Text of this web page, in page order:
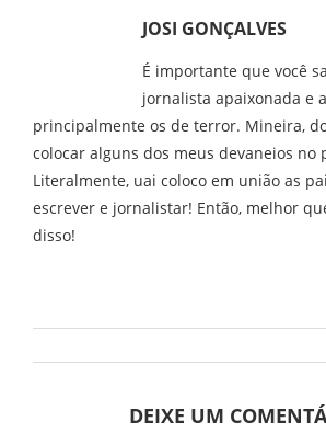
JOSI GONÇALVES
É importante que você
jornalista apaixonada e
principalmente os de terror. Mineira,
colocar alguns dos meus devaneios no
Literalmente, uai coloco em união as
escrever e jornalistar! Então, melhor
disso!
DEIXE UM